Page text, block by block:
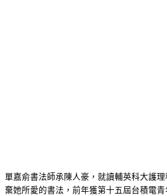
單嘉俞書法師承陳人豪，就讀輔英科大護
棄她所愛的書法，前年獲第十五屆台積電